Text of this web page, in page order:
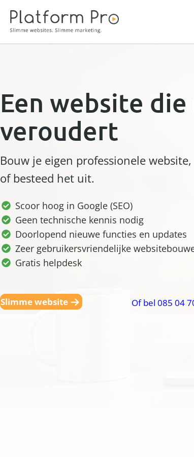
Een website
veroudert
Bouw je eigen professionele website,
of besteed het uit.
Scoor hoog in Google (SEO)
Geen technische kennis nodig
Doorlopend nieuwe functies en updates
Zeer gebruikersvriendelijke
Gratis helpdesk
Slimme website Of bel 085 04